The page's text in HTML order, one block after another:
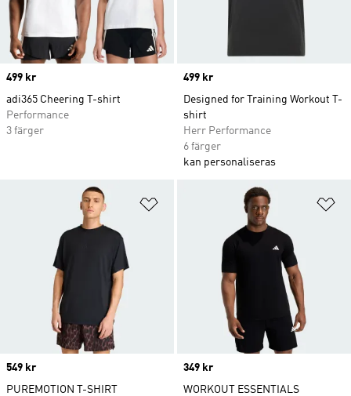
Price
499 kr
adi365 Cheering T-shirt
Performance
3 färger
Price
499 kr
Designed for Training Workout T-
shirt
Herr Performance
6 färger
kan personaliseras
Lägg till på önskelistan
Price
549 kr
PUREMOTION T-SHIRT
Price
349 kr
WORKOUT ESSENTIALS